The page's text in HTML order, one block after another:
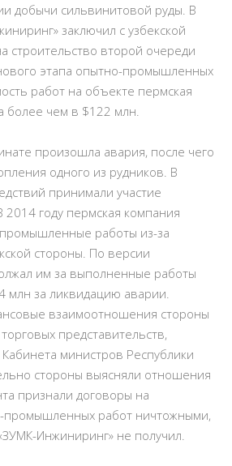
добычи сильвинитовой руды. В
заключил с узбекской
строительство второй очереди
этапа опытно-промышленных
работ на объекте пермская
более чем в $122 млн.
произошла авария, после чего
одного из рудников. В
принимали участие
году пермская компания
работы из-за
стороны. По версии
им за выполненные работы
млн за ликвидацию аварии.
взаимоотношения стороны
представительств,
министров Республики
стороны выясняли отношения
признали договоры на
работ ничтожными,
Инжиниринг» не получил.